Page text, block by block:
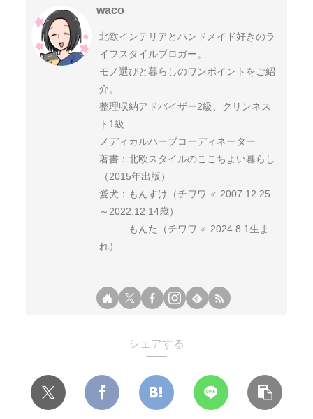
waco
北欧インテリアとハンドメイド好きのラ
イフスタイルブロガー。
モノ選びと暮らしのワンポイントをご紹
介。
整理収納アドバイザー2級、クリンネス
ト1級
メディカルハーブコーディネーター
著書：北欧スタイルのここちよい暮らし
（2015年出版）
愛犬：もんすけ（チワワ ♂ 2007.12.25
～2022.12 14歳）
もんた（チワワ ♂ 2024.8.1生ま
れ）
シェアする